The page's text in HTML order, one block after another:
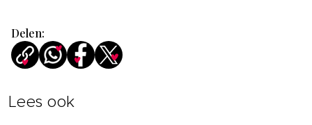
Delen:
Lees ook